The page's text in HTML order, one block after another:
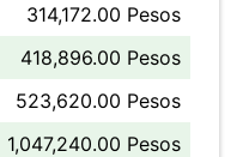
314,172.00 Pesos
418,896.00 Pesos
523,620.00 Pesos
1,047,240.00 Pesos